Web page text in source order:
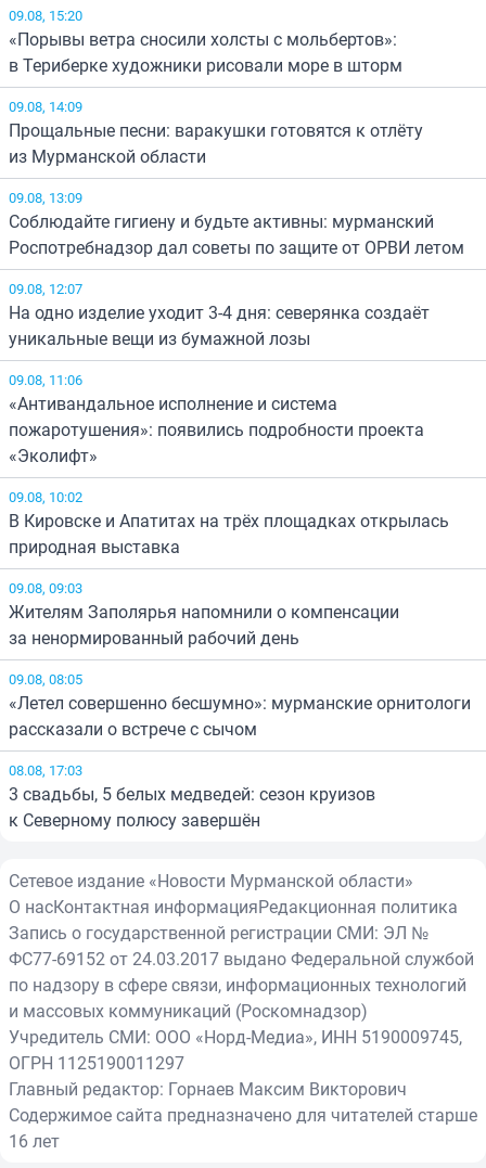
09.08, 15:20
«Порывы ветра сносили холсты с мольбертов»:
в Териберке художники рисовали море в шторм
09.08, 14:09
Прощальные песни: варакушки готовятся к отлёту
из Мурманской области
09.08, 13:09
Соблюдайте гигиену и будьте активны: мурманский
Роспотребнадзор дал советы по защите от ОРВИ летом
09.08, 12:07
На одно изделие уходит 3-4 дня: северянка создаёт
уникальные вещи из бумажной лозы
09.08, 11:06
«Антивандальное исполнение и система
пожаротушения»: появились подробности проекта
«Эколифт»
09.08, 10:02
В Кировске и Апатитах на трёх площадках открылась
природная выставка
09.08, 09:03
Жителям Заполярья напомнили о компенсации
за ненормированный рабочий день
09.08, 08:05
«Летел совершенно бесшумно»: мурманские орнитологи
рассказали о встрече с сычом
08.08, 17:03
3 свадьбы, 5 белых медведей: сезон круизов
к Северному полюсу завершён
Сетевое издание «Новости Мурманской области»
О насКонтактная информацияРедакционная политика
Запись о государственной регистрации СМИ: ЭЛ №
ФС77-69152 от 24.03.2017 выдано Федеральной службой
по надзору в сфере связи, информационных технологий
и массовых коммуникаций (Роскомнадзор)
Учредитель СМИ: ООО «Норд-Медиа», ИНН 5190009745,
ОГРН 1125190011297
Главный редактор: Горнаев Максим Викторович
Содержимое сайта предназначено для читателей старше
16 лет